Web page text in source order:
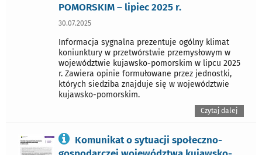
POMORSKIM – lipiec 2025 r.
30.07.2025
Informacja sygnalna prezentuje ogólny klimat
koniunktury w przetwórstwie przemysłowym w
województwie kujawsko-pomorskim w lipcu 2025
r. Zawiera opinie formułowane przez jednostki,
których siedziba znajduje się w województwie
kujawsko-pomorskim.
Czytaj dalej
Komunikat o sytuacji społeczno-